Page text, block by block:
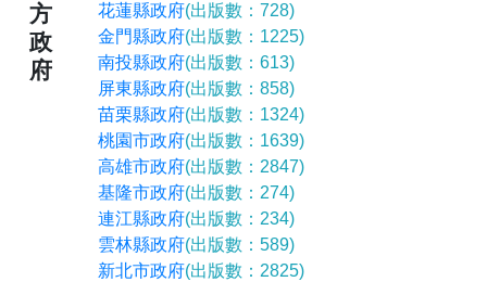
方
政
府
花蓮縣政府(出版數：728)
金門縣政府(出版數：1225)
南投縣政府(出版數：613)
屏東縣政府(出版數：858)
苗栗縣政府(出版數：1324)
桃園市政府(出版數：1639)
高雄市政府(出版數：2847)
基隆市政府(出版數：274)
連江縣政府(出版數：234)
雲林縣政府(出版數：589)
新北市政府(出版數：2825)